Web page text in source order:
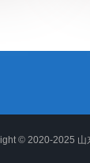
© 2020-2025 山